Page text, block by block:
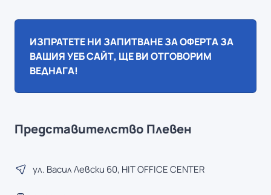
ИЗПРАТЕТЕ НИ ЗАПИТВАНЕ ЗА ОФЕРТА ЗА
ВАШИЯ УЕБ САЙТ, ЩЕ ВИ ОТГОВОРИМ
ВЕДНАГА!
Представителство Плевен
ул. Васил Левски 60, HIT OFFICE CENTER